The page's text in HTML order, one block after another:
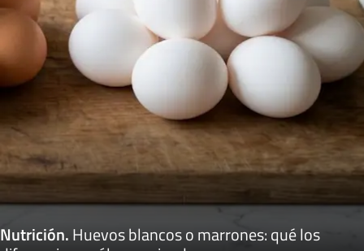
Nutrición.Huevos blancos o marrones: qué los